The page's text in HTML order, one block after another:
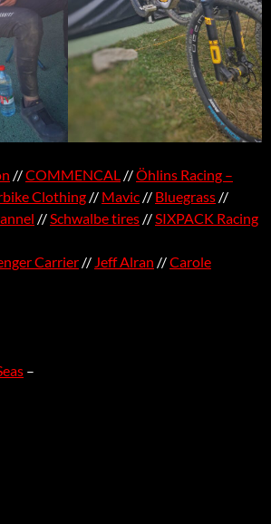
//COMMENCAL //Öhlins Racing –
Clothing // Mavic // Bluegrass //
//Schwalbe tires //SIXPACK Racing
Carrier // Jeff Alran //Carole
–